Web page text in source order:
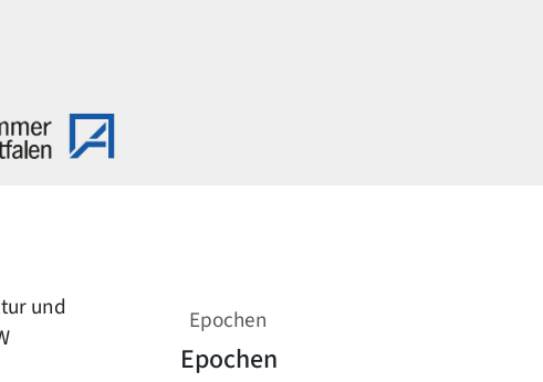
und
Epochen
Epochen